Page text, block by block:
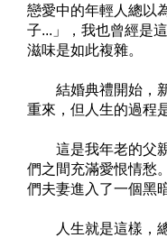
戀愛中的年輕人總以
子...」，我也曾經是
滋味是如此複雜。
結婚典禮開始，新
重來，但人生的過程
這是我年老的父親
們之間充滿愛恨情愁
們夫妻進入了一個黑
人生就是這樣，總